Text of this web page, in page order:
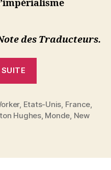
des Traducteurs.
Haïti,
pays
, Etats-Unis France
Hughes, Monde New